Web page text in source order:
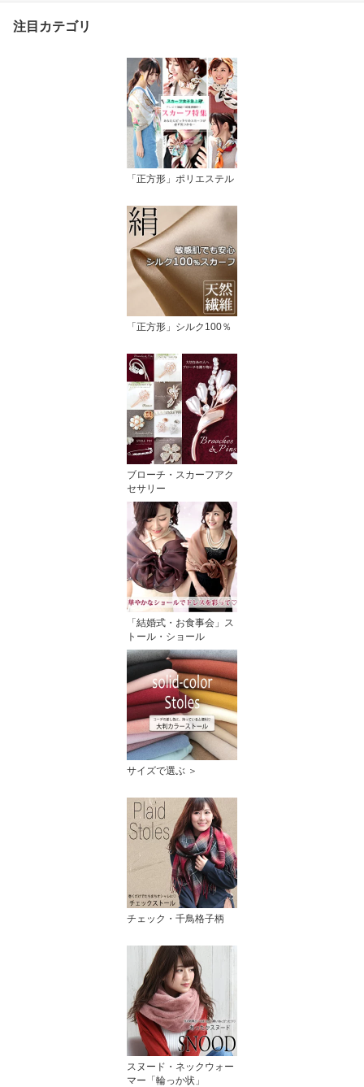
注目カテゴリ
「正方形」ポリエステル
「正方形」シルク100％
ブローチ・スカーフアク
セサリー
「結婚式・お食事会」ス
トール・ショール
サイズで選ぶ ＞
チェック・千鳥格子柄
スヌード・ネックウォー
マー「輪っか状」